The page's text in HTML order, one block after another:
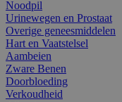
Noodpil
Urinewegen en Prostaat
Overige geneesmiddelen
Hart en Vaatstelsel
Aambeien
Zware Benen
Doorbloeding
Verkoudheid